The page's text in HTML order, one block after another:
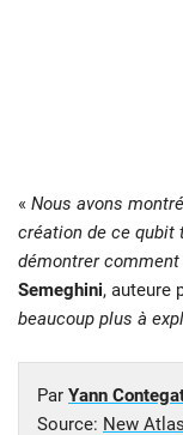
« Nous avons
création de ce qubit
démontrer
Semeghini, auteure
beaucoup plus à
Par Yann
Source: New Atlas